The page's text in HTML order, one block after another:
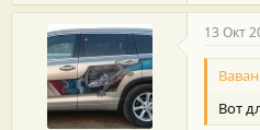
13 Окт
Вот